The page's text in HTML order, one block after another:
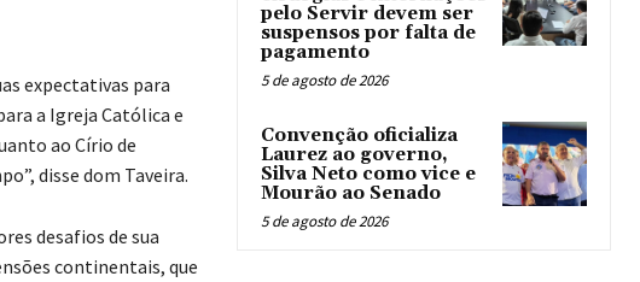
expectativas para
a Igreja Católica e
ao Círio de
disse dom Taveira.
desafios de sua
continentais, que
pelo Servir devem ser
suspensos por falta de
pagamento
5 de agosto de 2026
Convenção oficializa
Laurez ao governo,
Silva Neto como vice e
Mourão ao Senado
5 de agosto de 2026